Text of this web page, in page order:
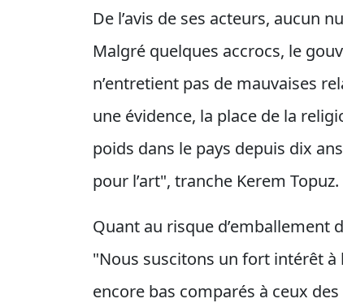
De l’avis de ses acteurs, aucun
Malgré quelques accrocs, le
n’entretient pas de mauvaises
une évidence, la place de la
poids dans le pays depuis dix
pour l’art", tranche Kerem Topuz.
Quant au risque d’emballement
"Nous suscitons un fort intérêt à
encore bas comparés à ceux